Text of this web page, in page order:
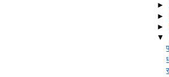
►
►
►
▼